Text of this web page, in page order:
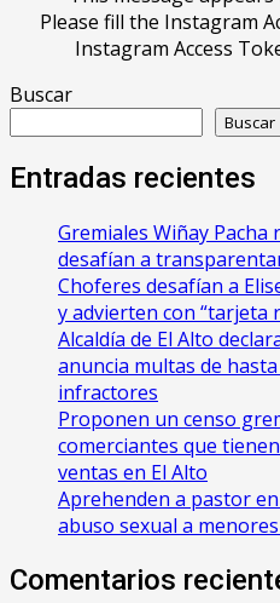
Please fill the Instagram
Instagram Access
Buscar
Buscar
Entradas recientes
Gremiales Wiñay
desafían a
Choferes desafían a
y advierten con “tarjeta
‎Alcaldía de El Alto
anuncia multas de
infractores
Proponen un censo
comerciantes que
ventas en El Alto
Aprehenden a pastor
abuso sexual a
Comentarios